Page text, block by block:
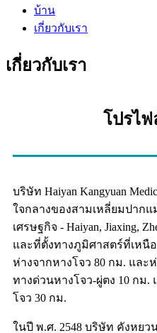
บ้าน
เกี่ยวกับเรา
เกี่ยวกับเรา
โปรไ
บริษัท Haiyan Kangyuan
ใจกลางของสามเหลี่ยมปาก
เศรษฐกิจ - Haiyan, Jiaxing,
และที่ตั้งทางภูมิศาสตร์ที่เหนือ
ห่างจากหางโจว 80 กม. และ
ทางด่วนหางโจว-ผู่ตง 10 กม.
โจว 30 กม.
ในปี พ.ศ. 2548 บริษัท คังหย